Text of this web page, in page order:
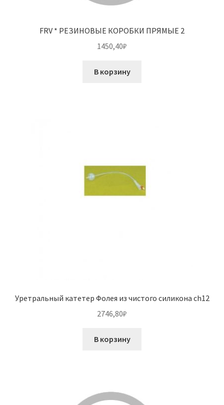
FRV * РЕЗИНОВЫЕ КОРОБКИ ПРЯМЫЕ 2
1450,40₽
В корзину
Уретральный катетер Фолея из чистого силикона ch12
2746,80₽
В корзину